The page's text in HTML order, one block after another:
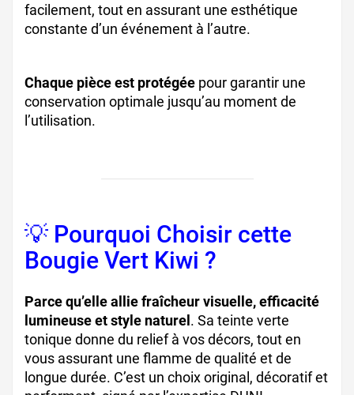
facilement, tout en assurant une esthétique
constante d’un événement à l’autre.
Chaque pièce est protégée pour garantir une
conservation optimale jusqu’au moment de
l’utilisation.
💡 Pourquoi Choisir cette
Bougie Vert Kiwi ?
Parce qu’elle allie fraîcheur visuelle, efficacité
lumineuse et style naturel . Sa teinte verte
tonique donne du relief à vos décors, tout en
vous assurant une flamme de qualité et de
longue durée. C’est un choix original, décoratif et